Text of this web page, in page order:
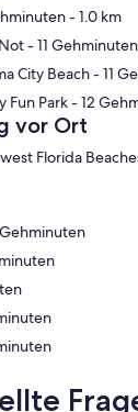
- 1.0 km
- 11 Gehminuten
City Beach- 11
Fun Park- 12
vor Ort
Florida
Willy's - ‬2 Gehminuten
‬3 Gehminuten
Gehminuten
Gehminuten